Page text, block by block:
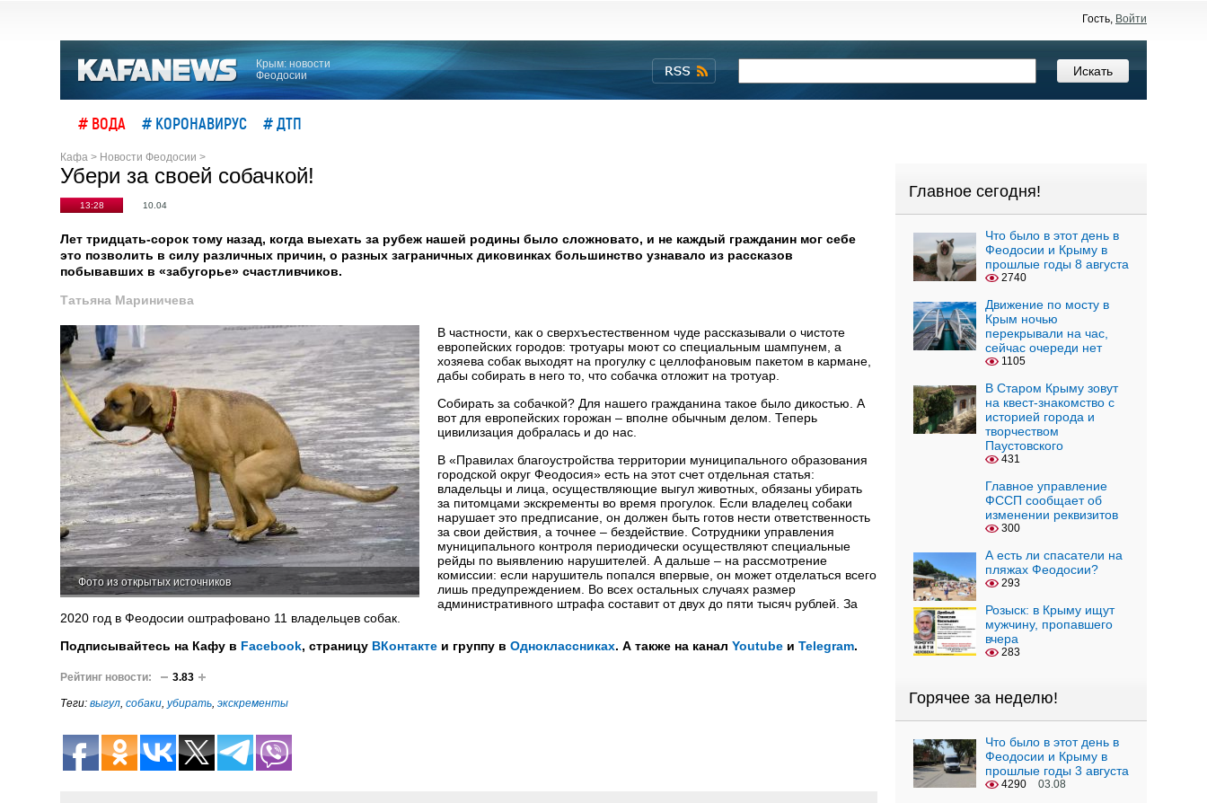
Гость, Войти
Крым: новости
Феодосии
# ВОДА # КОРОНАВИРУС # ДТП
Кафа > Новости Феодосии >
Убери за своей собачкой!
13:28 10.04
Лет тридцать-сорок тому назад, когда выехать за рубеж нашей родины было сложновато, и не каждый гражданин мог себе
это позволить в силу различных причин, о разных заграничных диковинках большинство узнавало из рассказов
побывавших в «забугорье» счастливчиков.
Татьяна Мариничева
Фото из открытых источников
В частности, как о сверхъестественном чуде рассказывали о чистоте
европейских городов: тротуары моют со специальным шампунем, а
хозяева собак выходят на прогулку с целлофановым пакетом в кармане,
дабы собирать в него то, что собачка отложит на тротуар.
Собирать за собачкой? Для нашего гражданина такое было дикостью. А
вот для европейских горожан – вполне обычным делом. Теперь
цивилизация добралась и до нас.
В «Правилах благоустройства территории муниципального образования
городской округ Феодосия» есть на этот счет отдельная статья:
владельцы и лица, осуществляющие выгул животных, обязаны убирать
за питомцами экскременты во время прогулок. Если владелец собаки
нарушает это предписание, он должен быть готов нести ответственность
за свои действия, а точнее – бездействие. Сотрудники управления
муниципального контроля периодически осуществляют специальные
рейды по выявлению нарушителей. А дальше – на рассмотрение
комиссии: если нарушитель попался впервые, он может отделаться всего
лишь предупреждением. Во всех остальных случаях размер
административного штрафа составит от двух до пяти тысяч рублей. За
2020 год в Феодосии оштрафовано 11 владельцев собак.
Подписывайтесь на Кафу в Facebook, страницу ВКонтакте и группу в Одноклассниках. А также на канал Youtube и Telegram.
Рейтинг новости: 3.83
Теги: выгул, собаки, убирать, экскременты
Главное сегодня!
Что было в этот день в
Феодосии и Крыму в
прошлые годы 8 августа
2740
Движение по мосту в
Крым ночью
перекрывали на час,
сейчас очереди нет
1105
В Старом Крыму зовут
на квест-знакомство с
историей города и
творчеством
Паустовского
431
Главное управление
ФССП сообщает об
изменении реквизитов
300
А есть ли спасатели на
пляжах Феодосии?
293
Розыск: в Крыму ищут
мужчину, пропавшего
вчера
283
Горячее за неделю!
Что было в этот день в
Феодосии и Крыму в
прошлые годы 3 августа
4290 03.08